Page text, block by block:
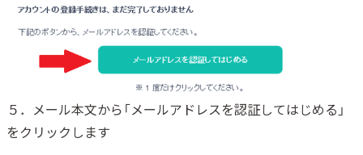
５．メール本文から「メールアドレスを認証してはじめる」
をクリックします